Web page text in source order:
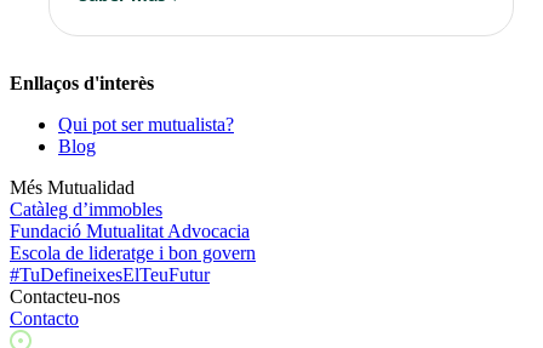
Enllaços d'interès
Qui pot ser mutualista?
Blog
Més Mutualidad
Catàleg d’immobles
Fundació Mutualitat Advocacia
Escola de lideratge i bon govern
#TuDefineixesElTeuFutur
Contacteu-nos
Contacto